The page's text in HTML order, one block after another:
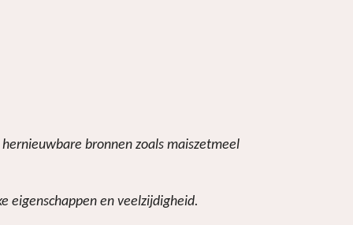
bronnen zoals maiszetmeel
eigenschappen en veelzijdigheid.